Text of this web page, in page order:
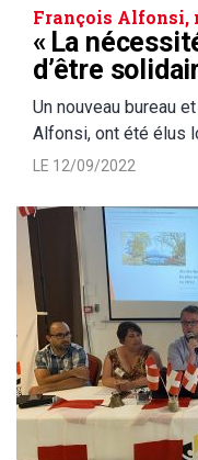
François Alfonsi,
« La
d’être
Un nouveau bureau
Alfonsi, ont été élus
LE 12/09/2022